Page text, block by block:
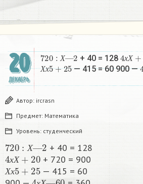
20
ДЕКАБРЬ
Х
720:Х—2 + 40 = 128 хХ
4хХ +
Х х
Х 5 + 25 — 415 = 60 900 — 4
Автор: ircrasn
Предмет: Математика
Уровень: студенческий
Х
720 Х— + 40 = 128
хХ
4хХ + 20 + 720 = 900
Х х
Хх5 + 25 — 415 = 60
4хХ —
60